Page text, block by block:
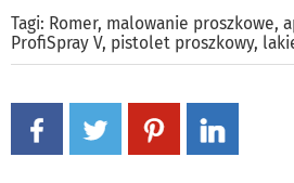
Tagi: Romer, malowanie proszkowe,
ProfiSpray V, pistolet proszkowy,